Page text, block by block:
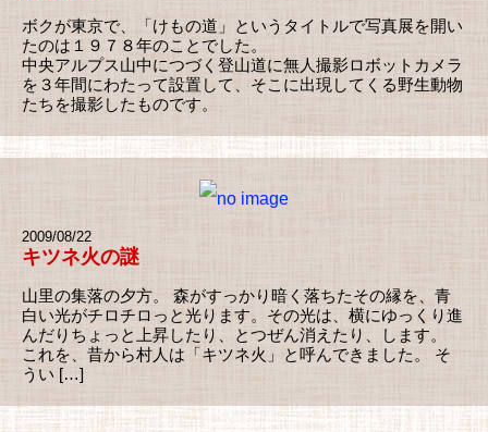
ボクが東京で、「けもの道」というタイトルで写真展を開い
たのは１９７８年のことでした。
中央アルプス山中につづく登山道に無人撮影ロボットカメラ
を３年間にわたって設置して、そこに出現してくる野生動物
たちを撮影したものです。
2009/08/22
キツネ火の謎
山里の集落の夕方。 森がすっかり暗く落ちたその縁を、青
白い光がチロチロっと光ります。その光は、横にゆっくり進
んだりちょっと上昇したり、とつぜん消えたり、します。
これを、昔から村人は「キツネ火」と呼んできました。 そ
うい […]